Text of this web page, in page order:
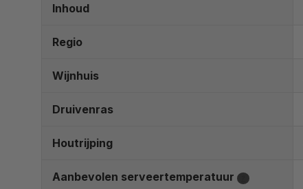
Inhoud
Regio
Wijnhuis
Druivenras
Houtrijping
Aanbevolen serveertemperatuur